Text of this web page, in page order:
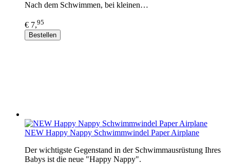
Nach dem Schwimmen, bei kleinen…
€ 7,95
Bestellen
NEW Happy Nappy Schwimmwindel Paper Airplane
Der wichtigste Gegenstand in der Schwimmausrüstung Ihres
Babys ist die neue "Happy Nappy".